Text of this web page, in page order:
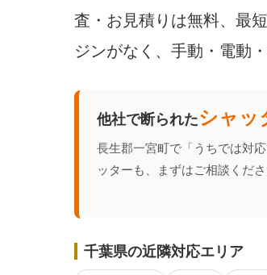
査・お見積りは無料、最
ジンがなく、手動・電動
他社で断られたシャッ
長生郡一宮町で「うちでは対
ッターも、まずはご相談くださ
千葉県の近隣対応エリア